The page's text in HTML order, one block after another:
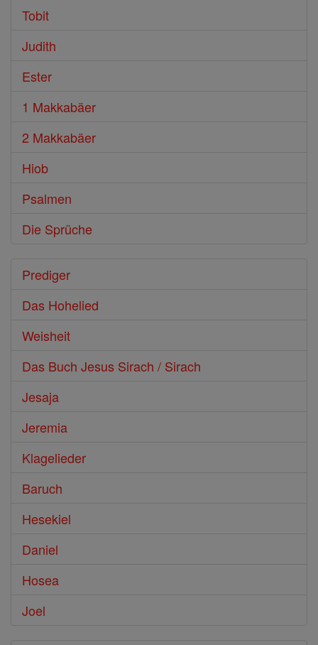
Tobit
Judith
Ester
1 Makkabäer
2 Makkabäer
Hiob
Psalmen
Die Sprüche
Prediger
Das Hohelied
Weisheit
Das Buch Jesus Sirach / Sirach
Jesaja
Jeremia
Klagelieder
Baruch
Hesekiel
Daniel
Hosea
Joel